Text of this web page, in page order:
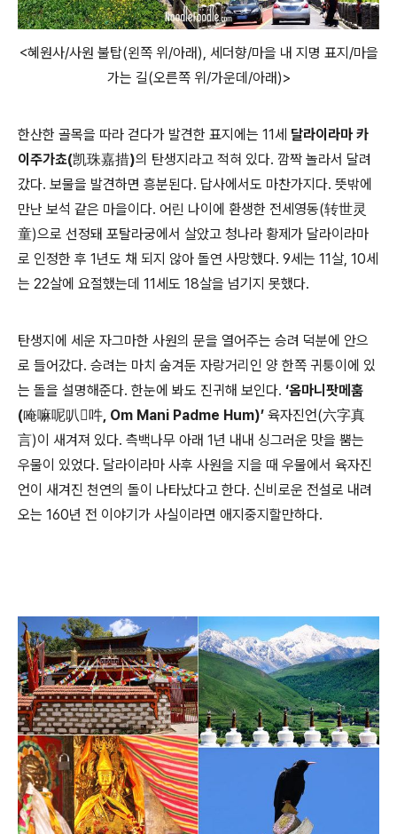
<혜원사/사원 불탑(왼쪽 위/아래), 세더향/마을 내 지명 표지/마을
가는 길(오른쪽 위/가운데/아래)>
한산한 골목을 따라 걷다가 발견한 표지에는 11세 달라이라마 카
이주가쵸(凯珠嘉措)의 탄생지라고 적혀 있다. 깜짝 놀라서 달려
갔다. 보물을 발견하면 흥분된다. 답사에서도 마찬가지다. 뜻밖에
만난 보석 같은 마을이다. 어린 나이에 환생한 전세영동(转世灵
童)으로 선정돼 포탈라궁에서 살았고 청나라 황제가 달라이라마
로 인정한 후 1년도 채 되지 않아 돌연 사망했다. 9세는 11살, 10세
는 22살에 요절했는데 11세도 18살을 넘기지 못했다.
탄생지에 세운 자그마한 사원의 문을 열어주는 승려 덕분에 안으
로 들어갔다. 승려는 마치 숨겨둔 자랑거리인 양 한쪽 귀퉁이에 있
는 돌을 설명해준다. 한눈에 봐도 진귀해 보인다. ‘옴마니팟메훔
(唵嘛呢叭𠺗吽, Om Mani Padme Hum)’ 육자진언(六字真
言)이 새겨져 있다. 측백나무 아래 1년 내내 싱그러운 맛을 뿜는
우물이 있었다. 달라이라마 사후 사원을 지을 때 우물에서 육자진
언이 새겨진 천연의 돌이 나타났다고 한다. 신비로운 전설로 내려
오는 160년 전 이야기가 사실이라면 애지중지할만하다.